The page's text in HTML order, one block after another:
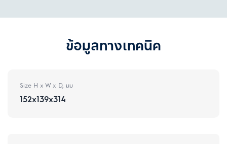
ข้อมูลทางเทคนิค
Size H x W x D, มม
152x139x314